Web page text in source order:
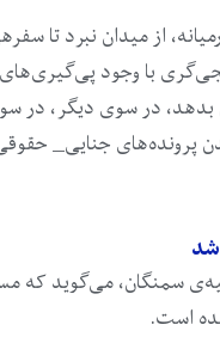
از میدان نبرد تا
با وجود پی‌گیری‌های
بدهد، در سوی دیگر، در
پرونده‌های جنایی_
سمنگان، می‌گوید که
است.